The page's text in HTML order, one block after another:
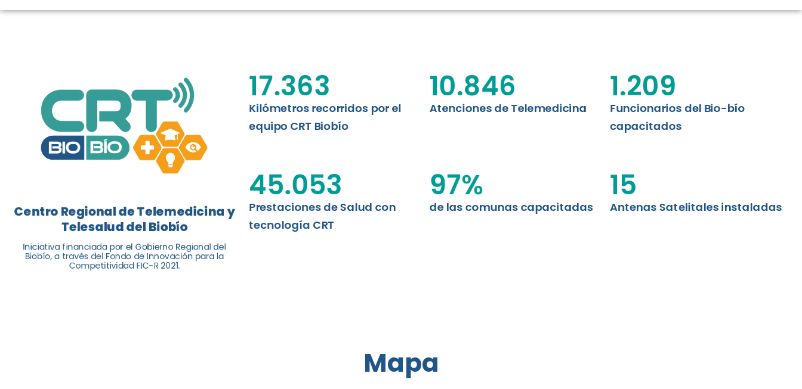
ABORDAJE CLÍNICO EN
I+D+I+E
MDPA
balance de tres años acercando la salud digital a los habitantes...
Leer más
Centro Regional de Telemedicina y
Telesalud del Biobío
Iniciativa financiada por el Gobierno Regional del
Biobío, a través del Fondo de Innovación para la
Competitividad FIC-R 2021.
Kilómetros recorridos por el
equipo CRT Biobío
17.363
Atenciones de Telemedicina
10.846
Funcionarios del Bio-bío
capacitados
1.209
Prestaciones de Salud con
tecnología CRT
45.053
de las comunas capacitadas
97%
Antenas Satelitales instaladas
15
Mapa